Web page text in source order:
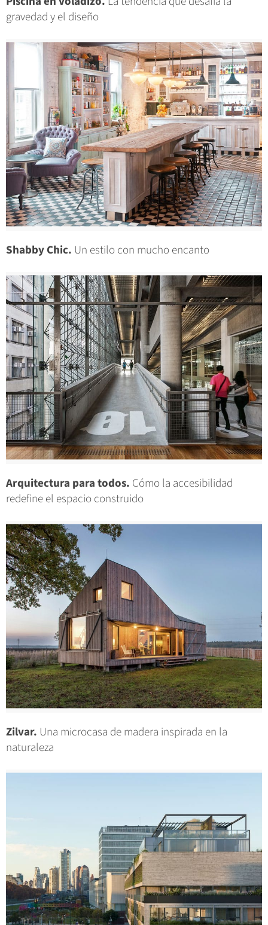
gravedad y el diseño
Shabby Chic. Un estilo con mucho encanto
Arquitectura para todos. Cómo la accesibilidad
redefine el espacio construido
Zilvar. Una microcasa de madera inspirada en la
naturaleza